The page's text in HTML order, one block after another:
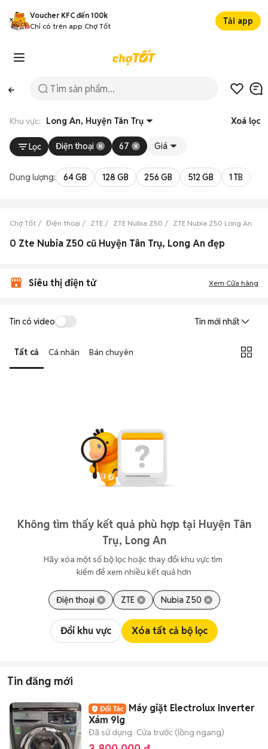
Voucher KFC đến 100k
Chỉ có trên app Chợ Tốt
Tải app
Khu vực: Long An, Huyện Tân Trụ Xoá lọc
Lọc Điện thoại 67 Giá
Dung lượng: 64 GB 128 GB 256 GB 512 GB 1 TB
Chợ Tốt Điện thoại ZTE ZTE Nubia Z50 ZTE Nubia Z50 Long An
0 Zte Nubia Z50 cũ Huyện Tân Trụ, Long An đẹp
Siêu thị điện tử Xem Cửa hàng
Tin có video Tin mới nhất
Tất cả Cá nhân Bán chuyên
Không tìm thấy kết quả phù hợp tại Huyện Tân
Trụ, Long An
Hãy xóa một số bộ lọc hoặc thay đổi khu vực tìm
kiếm để xem nhiều kết quả hơn
Điện thoại ZTE Nubia Z50
Đổi khu vực Xóa tất cả bộ lọc
Tin đăng mới
Máy giặt Electrolux Inverter
Xám 9lg
Đã sử dụng Cửa trước (lồng ngang)